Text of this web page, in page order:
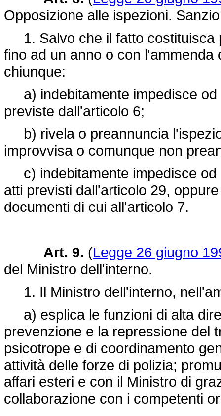
Opposizione alle ispezioni.
1. Salvo che il fatto costituisca
fino ad un anno o con l'ammenda
chiunque:
a) indebitamente impedisce od
previste dall'articolo 6;
b) rivela o preannuncia
improvvisa o comunque non
c) indebitamente impedisce od
atti previsti dall'articolo 29,
documenti di cui all'articolo 7.
Art. 9. (Legge 26 giugno
del Ministro dell'interno.
1. Il Ministro dell'interno,
a) esplica le funzioni di alta
prevenzione e la repressione del
psicotrope e di coordinamento
attività delle forze di polizia;
affari esteri e con il Ministro di
collaborazione con i competenti